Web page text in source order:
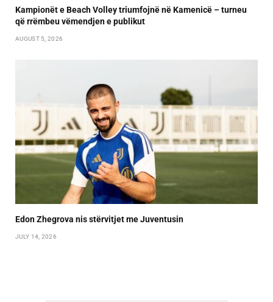
Kampionët e Beach Volley triumfojnë në Kamenicë – turneu
që rrëmbeu vëmendjen e publikut
AUGUST 5, 2026
Edon Zhegrova nis stërvitjet me Juventusin
JULY 14, 2026